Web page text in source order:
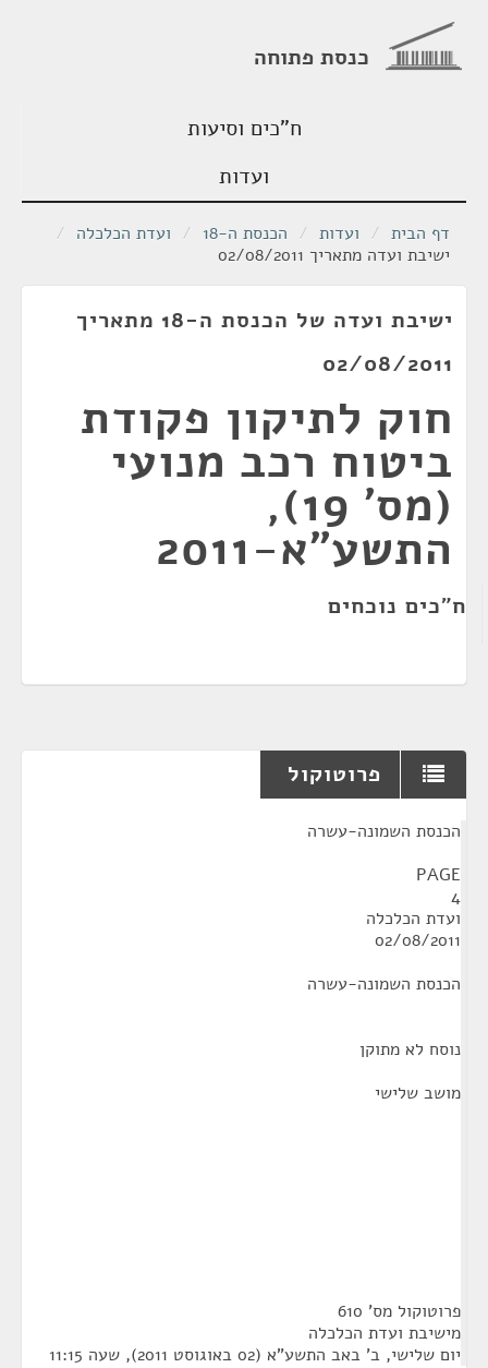
כנסת פתוחה
ח"כים וסיעות
ועדות
דף הבית / ועדות / הכנסת ה-18 / ועדת הכלכלה /
ישיבת ועדה מתאריך 02/08/2011
ישיבת ועדה של הכנסת ה-18 מתאריך
02/08/2011
חוק לתיקון פקודת
ביטוח רכב מנועי
(מס' 19),
התשע"א-2011
ח"כים נוכחים
פרוטוקול
הכנסת השמונה-עשרה
PAGE
4
ועדת הכלכלה
02/08/2011
הכנסת השמונה-עשרה
נוסח לא מתוקן
מושב שלישי
פרוטוקול מס' 610
מישיבת ועדת הכלכלה
יום שלישי, ב' באב התשע"א (02 באוגוסט 2011), שעה 11:15